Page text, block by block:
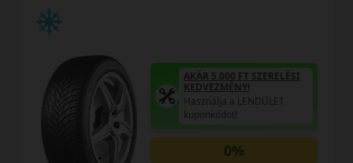
AKÁR 5.000 FT SZERELÉSI
KEDVEZMÉNY!
Használja a LENDÜLET
kuponkódot!